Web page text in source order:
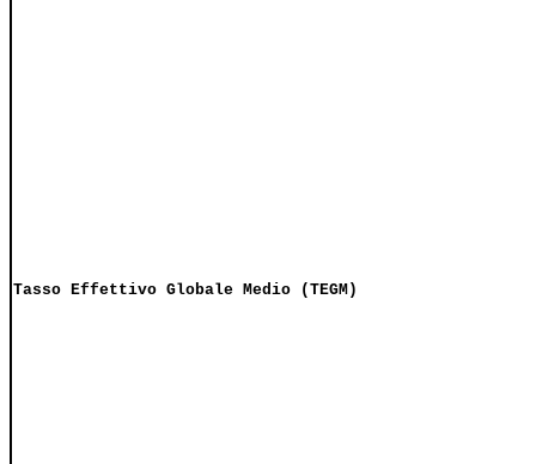
Tasso Effettivo Globale Medio (TEGM)